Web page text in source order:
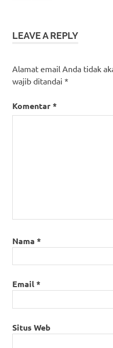
LEAVE A REPLY
Alamat email Anda tidak
wajib ditandai *
Komentar*
Nama *
Email*
Situs Web